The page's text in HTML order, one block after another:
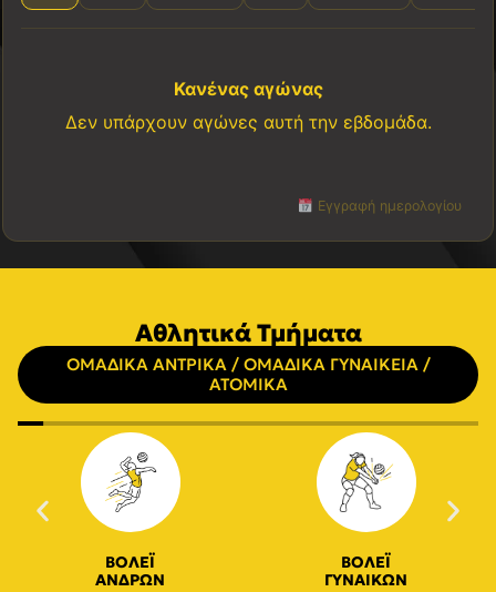
Κανένας αγώνας
Δεν υπάρχουν αγώνες αυτή την εβδομάδα.
Εγγραφή ημερολογίου
Αθλητικά Τμήματα
ΟΜΑΔΙΚΑ ΑΝΤΡΙΚΑ / ΟΜΑΔΙΚΑ ΓΥΝΑΙΚΕΙΑ /
ΑΤΟΜΙΚΑ
ΒΟΛΕΪ
ΑΝΔΡΩΝ
ΒΟΛΕΪ
ΓΥΝΑΙΚΩΝ